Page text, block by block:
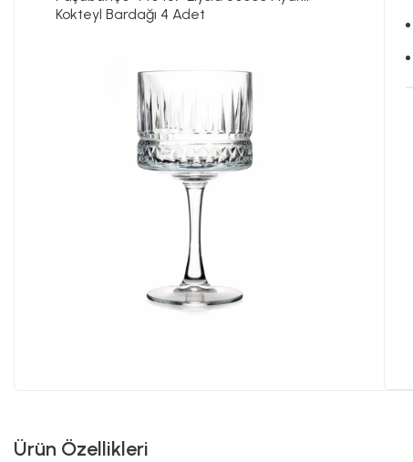
Kokteyl Bardağı 4 Adet
Ürün Özellikleri